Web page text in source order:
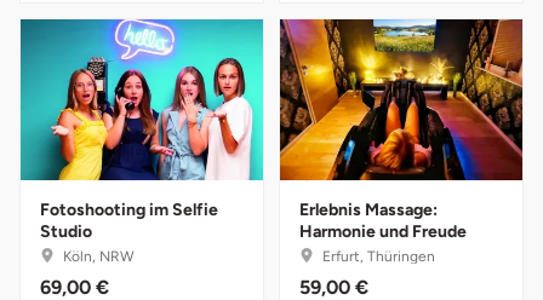
Fotoshooting im Selfie
Studio
Köln, NRW
69,00 €
Erlebnis Massage:
Harmonie und Freude
Erfurt, Thüringen
59,00 €
Mettingen
Moers
Märkisch-Oderland
Mönchengladbach
München